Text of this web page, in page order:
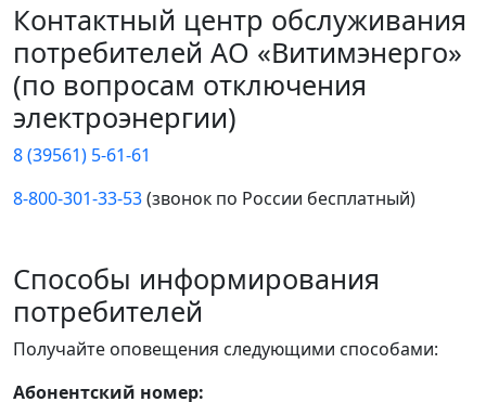
Контактный центр обслуживания
потребителей АО «Витимэнерго»
(по вопросам отключения
электроэнергии)
8 (39561) 5-61-61
8-800-301-33-53(звонок по России бесплатный)
Способы информирования
потребителей
Получайте оповещения следующими способами:
Абонентский номер: